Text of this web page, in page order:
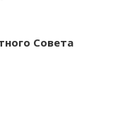
Совета